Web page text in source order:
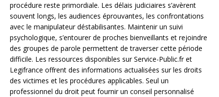
procédure reste primordiale. Les délais judiciaires s’avèrent
souvent longs, les audiences éprouvantes, les confrontations
avec le manipulateur déstabilisantes. Maintenir un suivi
psychologique, s’entourer de proches bienveillants et rejoindre
des groupes de parole permettent de traverser cette période
difficile. Les ressources disponibles sur Service-Public.fr et
Legifrance offrent des informations actualisées sur les droits
des victimes et les procédures applicables. Seul un
professionnel du droit peut fournir un conseil personnalisé